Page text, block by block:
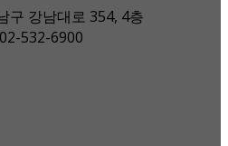
구 강남대로 354, 4층
532-6900